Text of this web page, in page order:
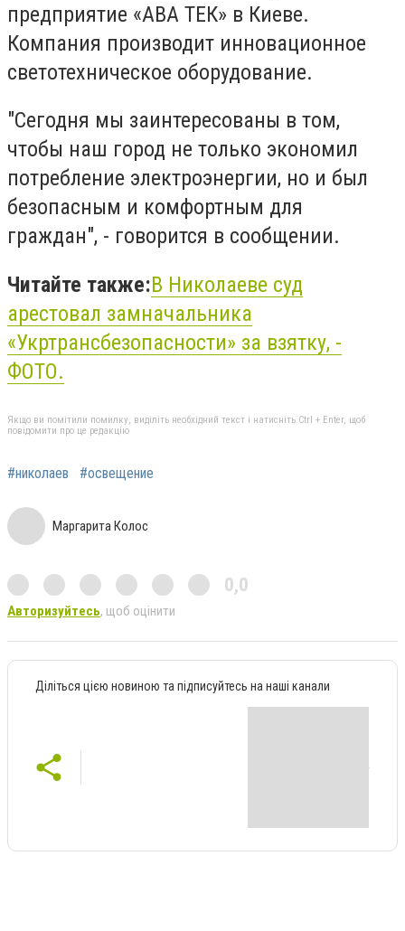
предприятие «АВА ТЕК» в Киеве.
Компания производит инновационное
светотехническое оборудование.
"Сегодня мы заинтересованы в том,
чтобы наш город не только экономил
потребление электроэнергии, но и был
безопасным и комфортным для
граждан", - говорится в сообщении.
Читайте также:В Николаеве суд
арестовал замначальника
«Укртрансбезопасности» за взятку, -
ФОТО.
Якщо ви помітили помилку, виділіть необхідний текст і натисніть Ctrl + Enter, щоб
повідомити про це редакцію
#николаев #освещение
Маргарита Колос
0,0
Авторизуйтесь, щоб оцінити
Діліться цією новиною та підписуйтесь на наші канали